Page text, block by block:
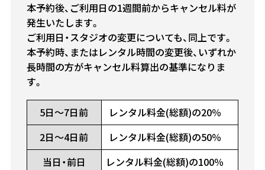
本予約後、ご利用日の1週間前からキャンセル料が
発生いたします。
ご利用日・スタジオの変更についても、同上です。
本予約時、またはレンタル時間の変更後、いずれか
長時間の方がキャンセル料算出の基準になりま
す。
5日～7日前
レンタル料金(総額)の20％
2日～4日前
レンタル料金(総額)の50％
当日・前日
レンタル料金(総額)の100％